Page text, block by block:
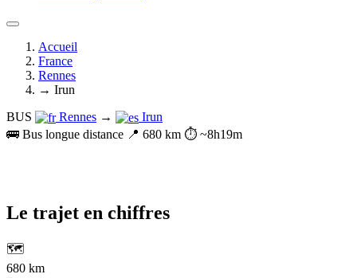
Accueil
France
Rennes
→ Irun
BUS
Rennes →
Irun
🚌 Bus longue distance 📍 680 km ⏱️ ~8h19m
Le trajet en chiffres
🗺️
680 km